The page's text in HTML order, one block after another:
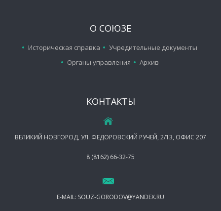
О СОЮЗЕ
Историческая справка
Учредительные документы
Органы управления
Архив
КОНТАКТЫ
ВЕЛИКИЙ НОВГОРОД, УЛ. ФЕДОРОВСКИЙ РУЧЕЙ, 2/13, ОФИС 207
8 (8162) 66-32-75
E-MAIL: SOUZ-GORODOV@YANDEX.RU